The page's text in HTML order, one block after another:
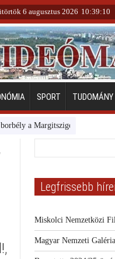
6 augusztus 2026 10:39:10
SPORT TUDOMÁNY
a Margitszigeten
,
Legfrissebb
Miskolci Nemzetközi
Magyar Nemzeti